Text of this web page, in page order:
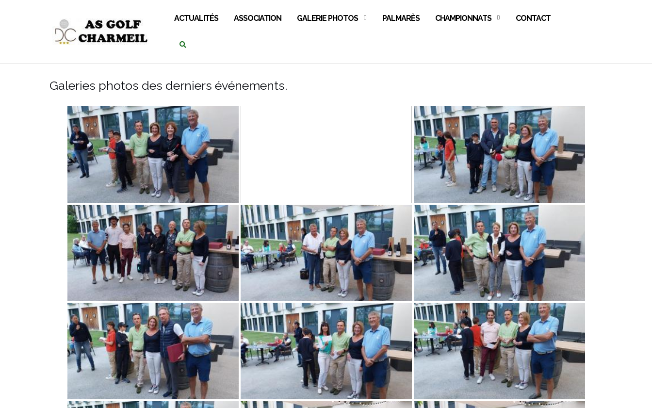
ACTUALITÉS ASSOCIATION GALERIE PHOTOS PALMARÈS CHAMPIONNATS CONTACT
Galeries photos des derniers événements.